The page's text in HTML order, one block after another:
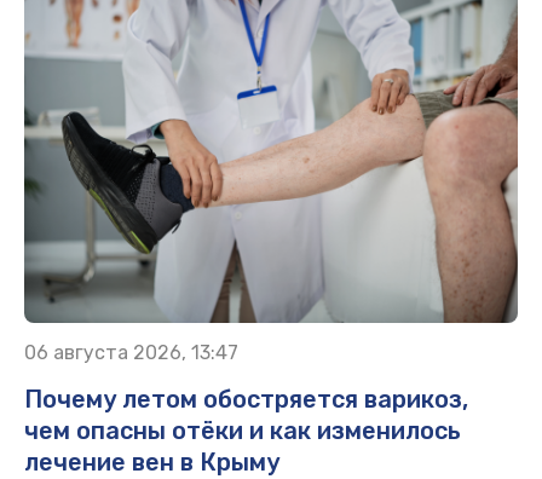
06 августа 2026, 13:47
Почему летом обостряется варикоз,
чем опасны отёки и как изменилось
лечение вен в Крыму